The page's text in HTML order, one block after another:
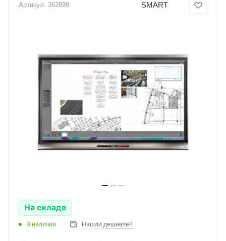
Артикул: 362898 SMART
На складе
В наличии Нашли дешевле?